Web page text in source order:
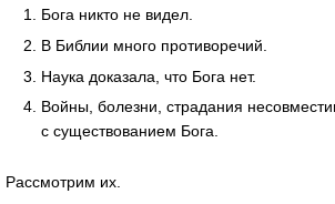
Бога никто не видел.
В Библии много противоречий.
Наука доказала, что Бога нет.
Войны, болезни, страдания
с существованием Бога.
Рассмотрим их.